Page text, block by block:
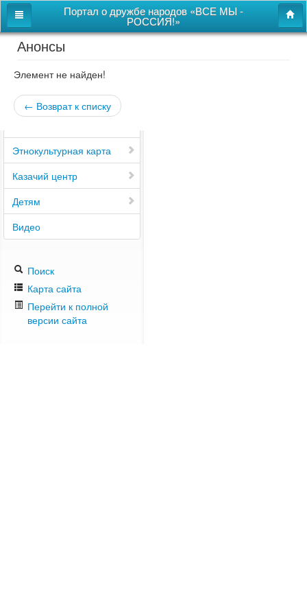
Портал о дружбе народов «ВСЕ МЫ -
РОССИЯ!»
Главная
Дом дружбы народов
Новости
Этнокультурная карта
Казачий центр
Детям
Видео
Поиск
Карта сайта
Перейти к полной
версии сайта
Анонсы
Элемент не найден!
← Возврат к списку